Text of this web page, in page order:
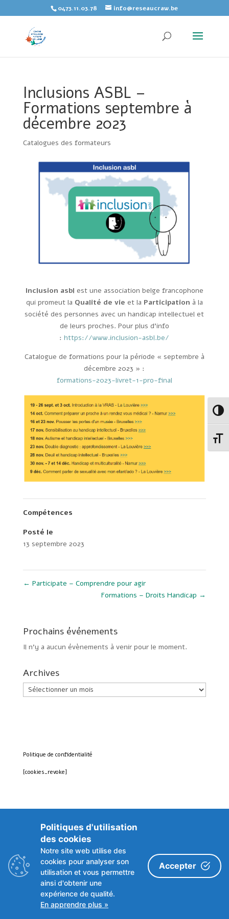
0473.11.03.78 info@reseaucraw.be
Inclusions ASBL –
Formations septembre à
décembre 2023
Catalogues des formateurs
Inclusion asbl est une association belge francophone
qui promeut la Qualité de vie et la Participation à la
société des personnes avec un handicap intellectuel et
de leurs proches. Pour plus d’info
:https://www.inclusion-asbl.be/
Catalogue de formations pour la période « septembre à
décembre 2023 » :
formations-2023-livret-1-pro-final
Compétences
Posté le
13 septembre 2023
← Participate – Comprendre pour agir
Formations – Droits Handicap →
Prochains événements
Il n’y a aucun évènements à venir pour le moment.
Archives
Archives
Politique de confidentialité
[cookies_revoke]
© 2018-2026 Centre de Ressources Autisme Wallonie
Politiques d'utilisation
des cookies
Notre site web utilise des
cookies pour analyser son
utilisation et vous permettre
ainsi d'obtenir une
expérience de qualité.
En apprendre plus »
Accepter